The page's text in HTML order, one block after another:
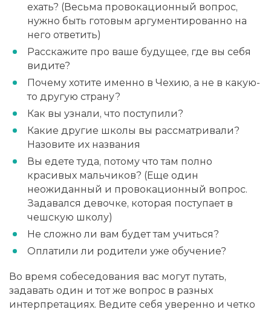
ехать? (Весьма провокационный вопрос,
нужно быть готовым аргументированно на
него ответить)
Расскажите про ваше будущее, где вы себя
видите?
Почему хотите именно в Чехию, а не в какую-
то другую страну?
Как вы узнали, что поступили?
Какие другие школы вы рассматривали?
Назовите их названия
Вы едете туда, потому что там полно
красивых мальчиков? (Еще один
неожиданный и провокационный вопрос.
Задавался девочке, которая поступает в
чешскую школу)
Не сложно ли вам будет там учиться?
Оплатили ли родители уже обучение?
Во время собеседования вас могут путать,
задавать один и тот же вопрос в разных
интерпретациях. Ведите себя уверенно и четко